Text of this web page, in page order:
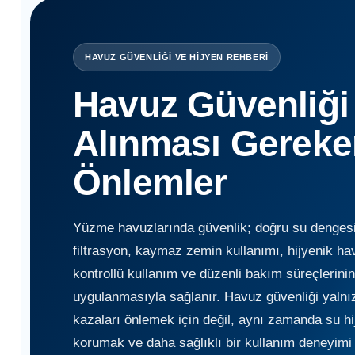
Multi Tablet Klor
Sıvı Klor Dezenfektan
Yosun Önleyici
Havuz Suyu Parlatıcı
Robotları
Robotları
Beatbot Havuz
Robotları
Bwt Havuz
Robotları
Klor Üretim Hücreleri
Gemaş
Gemaş Tuz
Otomatik Ph Düşürücü Dozaj Pompası
Zodiac Tuz
Aydınlatma Panoları
Krom Led
Lamba Yedek
Parçaları
Pompaları
Tüm Havuz pompa
Havuz Merdiven
Havuz Dip
Emiş Süzgeçleri
Havuz Besi
HAVUZ GÜVENLİĞİ VE HİJYEN REHBERİ
Havuz
Alınması
Önlemler
Yüzme havuzlarında güvenlik; doğru su
filtrasyon, kaymaz zemin kullanımı, hijyenik
kontrollü kullanım ve düzenli bakım
uygulanmasıyla sağlanır. Havuz güvenliği
kazaları önlemek için değil, aynı zamanda su
korumak ve daha sağlıklı bir kullanım